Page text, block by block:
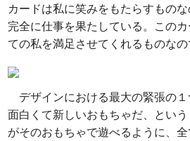
カードは私に笑みをもたらすものな
完全に仕事を果たしている。この
ての私を満足させてくれるものなの
デザインにおける最大の緊張の
面白くて新しいおもちゃだ、とい
がそのおもちゃで遊べるように、